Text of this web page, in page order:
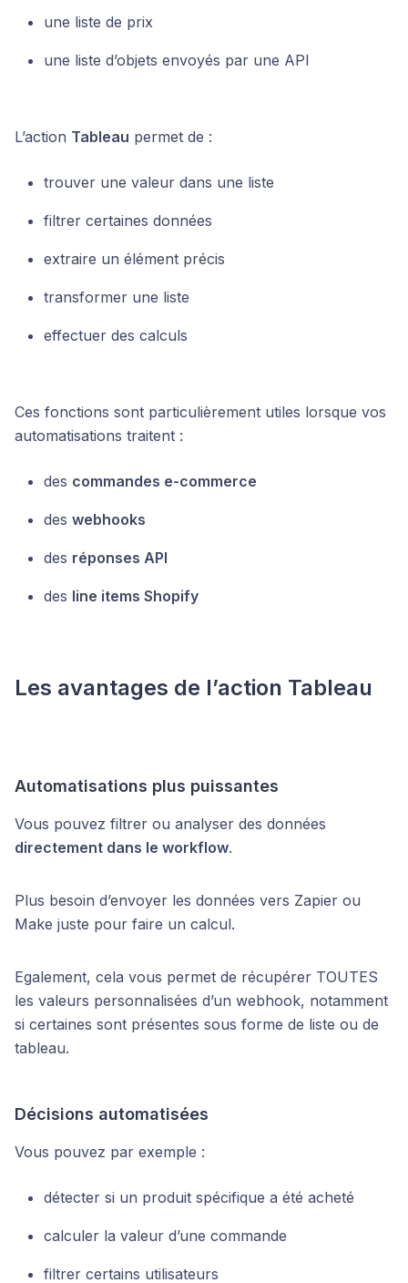
une liste de prix
une liste d’objets envoyés par une API
L’action Tableau permet de :
trouver une valeur dans une liste
filtrer certaines données
extraire un élément précis
transformer une liste
effectuer des calculs
Ces fonctions sont particulièrement utiles lorsque vos
automatisations traitent :
des commandes e-commerce
des webhooks
des réponses API
des line items Shopify
Les avantages de l’action Tableau
Automatisations plus puissantes
Vous pouvez filtrer ou analyser des données
directement dans le workflow.
Plus besoin d’envoyer les données vers Zapier ou
Make juste pour faire un calcul.
Egalement, cela vous permet de récupérer TOUTES
les valeurs personnalisées d’un webhook, notamment
si certaines sont présentes sous forme de liste ou de
tableau.
Décisions automatisées
Vous pouvez par exemple :
détecter si un produit spécifique a été acheté
calculer la valeur d’une commande
filtrer certains utilisateurs